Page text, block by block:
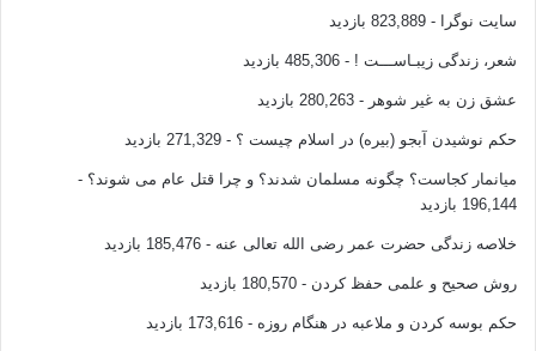
سایت نوگرا - 823,889 بازدید
شعر، زندگی زیبـاســـت ! - 485,306 بازدید
عشق زن به غیر شوهر - 280,263 بازدید
حکم نوشیدن آبجو (بیره) در اسلام چیست ؟ - 271,329 بازدید
میانمار کجاست؟ چگونه مسلمان شدند؟ و چرا قتل عام می شوند؟ -
196,144 بازدید
خلاصه زندگی حضرت عمر رضی الله تعالی عنه - 185,476 بازدید
روش صحیح و علمی حفظ کردن - 180,570 بازدید
حکم بوسه کردن و ملاعبه در هنگام روزه - 173,616 بازدید